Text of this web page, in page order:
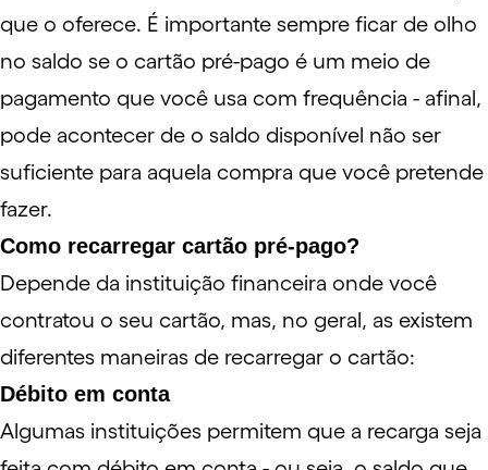
que o oferece. É importante sempre ficar de olho
no saldo se o cartão pré-pago é um meio de
pagamento que você usa com frequência - afinal,
pode acontecer de o saldo disponível não ser
suficiente para aquela compra que você pretende
fazer.
Como recarregar cartão pré-pago?
Depende da instituição financeira onde você
contratou o seu cartão, mas, no geral, as existem
diferentes maneiras de recarregar o cartão:
Débito em conta
Algumas instituições permitem que a recarga seja